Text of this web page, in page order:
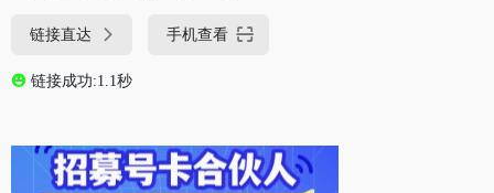
链接直达 手机查看
链接成功:1.1秒